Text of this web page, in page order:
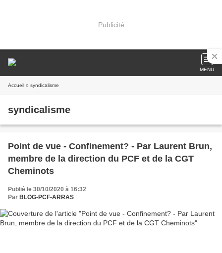
Publicité
MENU
Accueil » syndicalisme
syndicalisme
Point de vue - Confinement? - Par Laurent Brun,
membre de la direction du PCF et de la CGT
Cheminots
Publié le 30/10/2020 à 16:32
Par BLOG-PCF-ARRAS